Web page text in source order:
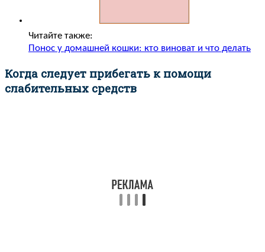
Читайте также:
Понос у домашней кошки: кто виноват и что делать
Когда следует прибегать к помощи
слабительных средств